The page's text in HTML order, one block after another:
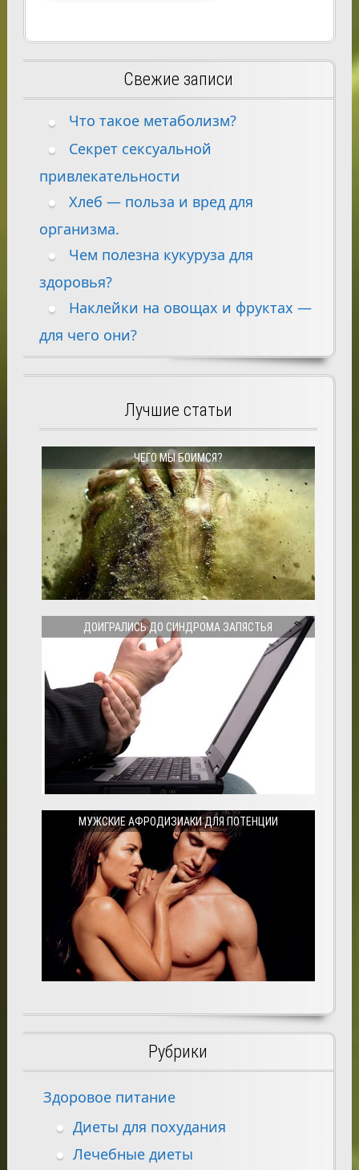
Свежие записи
Что такое метаболизм?
Секрет сексуальной
привлекательности
Хлеб — польза и вред для
организма.
Чем полезна кукуруза для
здоровья?
Наклейки на овощах и фруктах —
для чего они?
Лучшие статьи
ЧЕГО МЫ БОИМСЯ?
ДОИГРАЛИСЬ ДО СИНДРОМА ЗАПЯСТЬЯ
МУЖСКИЕ АФРОДИЗИАКИ ДЛЯ ПОТЕНЦИИ
Рубрики
Здоровое питание
Диеты для похудания
Лечебные диеты